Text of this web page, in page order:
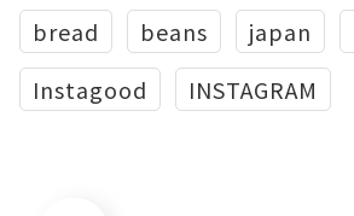
bread beans japan
Instagood
INSTAGRAM